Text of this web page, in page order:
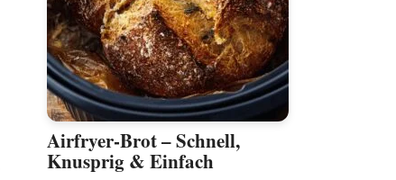
Airfryer-Brot – Schnell,
Knusprig & Einfach